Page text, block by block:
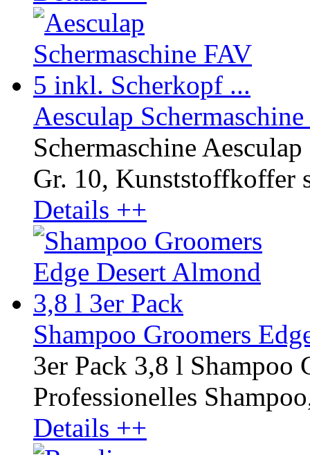
Aesculap
Schermaschine
Gr. 10, Kunststoffkoffer
Details ++
Shampoo Groomers
3er Pack 3,8 l Shampoo
Professionelles
Details ++